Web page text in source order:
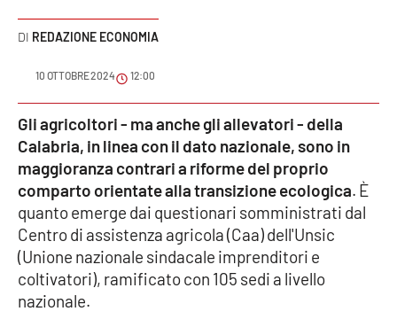
Podcast
Meteo
Editoriali
VIDEO
Ambiente
Cronaca
REDAZIONE ECONOMIA
10 OTTOBRE 2024 12:00
Gli agricoltori - ma anche gli allevatori - della
Calabria, in linea con il dato nazionale, sono in
maggioranza contrari a riforme del proprio
comparto orientate alla transizione ecologica. È
quanto emerge dai questionari somministrati dal
Centro di assistenza agricola (Caa) dell'Unsic
(Unione nazionale sindacale imprenditori e
coltivatori), ramificato con 105 sedi a livello
nazionale.